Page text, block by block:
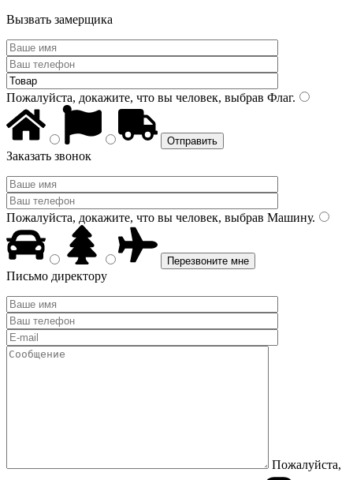
Вызвать замерщика
Пожалуйста, докажите, что вы человек, выбрав Флаг.
Заказать звонок
Пожалуйста, докажите, что вы человек, выбрав Машину.
Письмо директору
Пожалуйста,